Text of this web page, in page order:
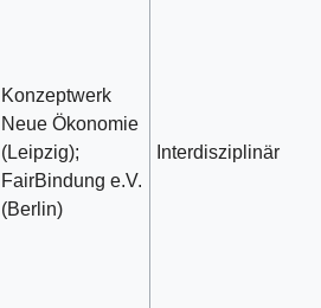
Konzeptwerk
Neue Ökonomie
(Leipzig);
FairBindung e.V.
(Berlin)
Interdisziplinär